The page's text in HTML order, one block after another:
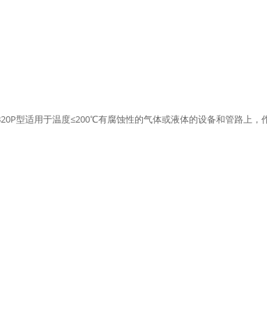
型适用于温度≤200℃有腐蚀性的气体或液体的设备和管路上，